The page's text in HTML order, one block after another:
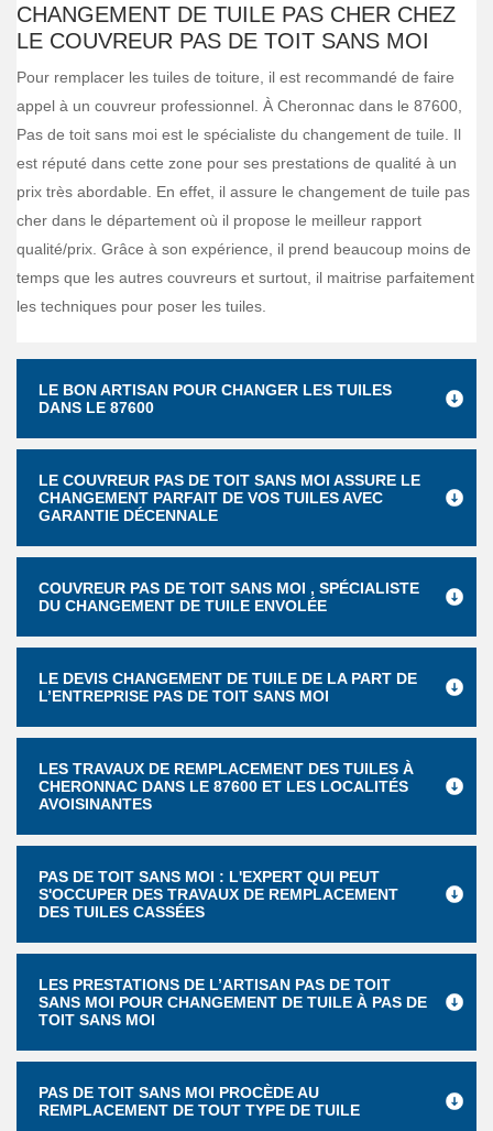
CHANGEMENT DE TUILE PAS CHER CHEZ
LE COUVREUR PAS DE TOIT SANS MOI
Pour remplacer les tuiles de toiture, il est recommandé de faire
appel à un couvreur professionnel. À Cheronnac dans le 87600,
Pas de toit sans moi est le spécialiste du changement de tuile. Il
est réputé dans cette zone pour ses prestations de qualité à un
prix très abordable. En effet, il assure le changement de tuile pas
cher dans le département où il propose le meilleur rapport
qualité/prix. Grâce à son expérience, il prend beaucoup moins de
temps que les autres couvreurs et surtout, il maitrise parfaitement
les techniques pour poser les tuiles.
LE BON ARTISAN POUR CHANGER LES TUILES
DANS LE 87600
LE COUVREUR PAS DE TOIT SANS MOI ASSURE LE
CHANGEMENT PARFAIT DE VOS TUILES AVEC
GARANTIE DÉCENNALE
COUVREUR PAS DE TOIT SANS MOI , SPÉCIALISTE
DU CHANGEMENT DE TUILE ENVOLÉE
LE DEVIS CHANGEMENT DE TUILE DE LA PART DE
L’ENTREPRISE PAS DE TOIT SANS MOI
LES TRAVAUX DE REMPLACEMENT DES TUILES À
CHERONNAC DANS LE 87600 ET LES LOCALITÉS
AVOISINANTES
PAS DE TOIT SANS MOI : L'EXPERT QUI PEUT
S'OCCUPER DES TRAVAUX DE REMPLACEMENT
DES TUILES CASSÉES
LES PRESTATIONS DE L’ARTISAN PAS DE TOIT
SANS MOI POUR CHANGEMENT DE TUILE À PAS DE
TOIT SANS MOI
PAS DE TOIT SANS MOI PROCÈDE AU
REMPLACEMENT DE TOUT TYPE DE TUILE